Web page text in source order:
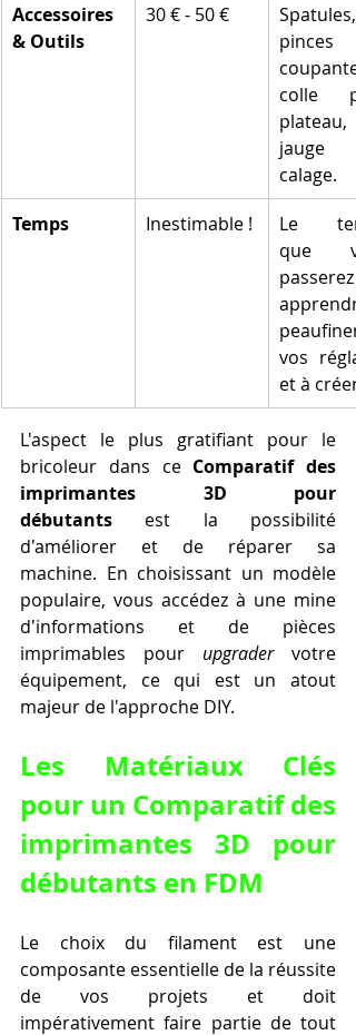
Accessoires
& Outils
30 € - 50 €
Spatules,
pinces
colle
plateau,
jauge
calage.
Temps
Inestimable !
Le
que
peaufiner
vos
et à créer.
L'aspect le plus gratifiant pour le
bricoleur dans ce Comparatif des
imprimantes 3D pour
débutants est la possibilité
d'améliorer et de réparer sa
machine. En choisissant un modèle
populaire, vous accédez à une mine
d'informations et de pièces
imprimables pour upgrader votre
équipement, ce qui est un atout
majeur de l'approche DIY.
Les Matériaux Clés
pour un Comparatif des
imprimantes 3D pour
débutants en FDM
Le choix du filament est une
composante essentielle de la réussite
de vos projets et doit